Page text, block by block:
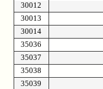
30012
30013
30014
35036
35037
35038
35039